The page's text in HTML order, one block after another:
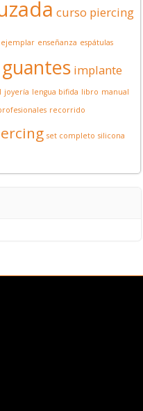
curso piercing
ejemplar enseñanza espátulas
guantes implante
joyería lengua bifida libro manual
recorrido
set completo silicona